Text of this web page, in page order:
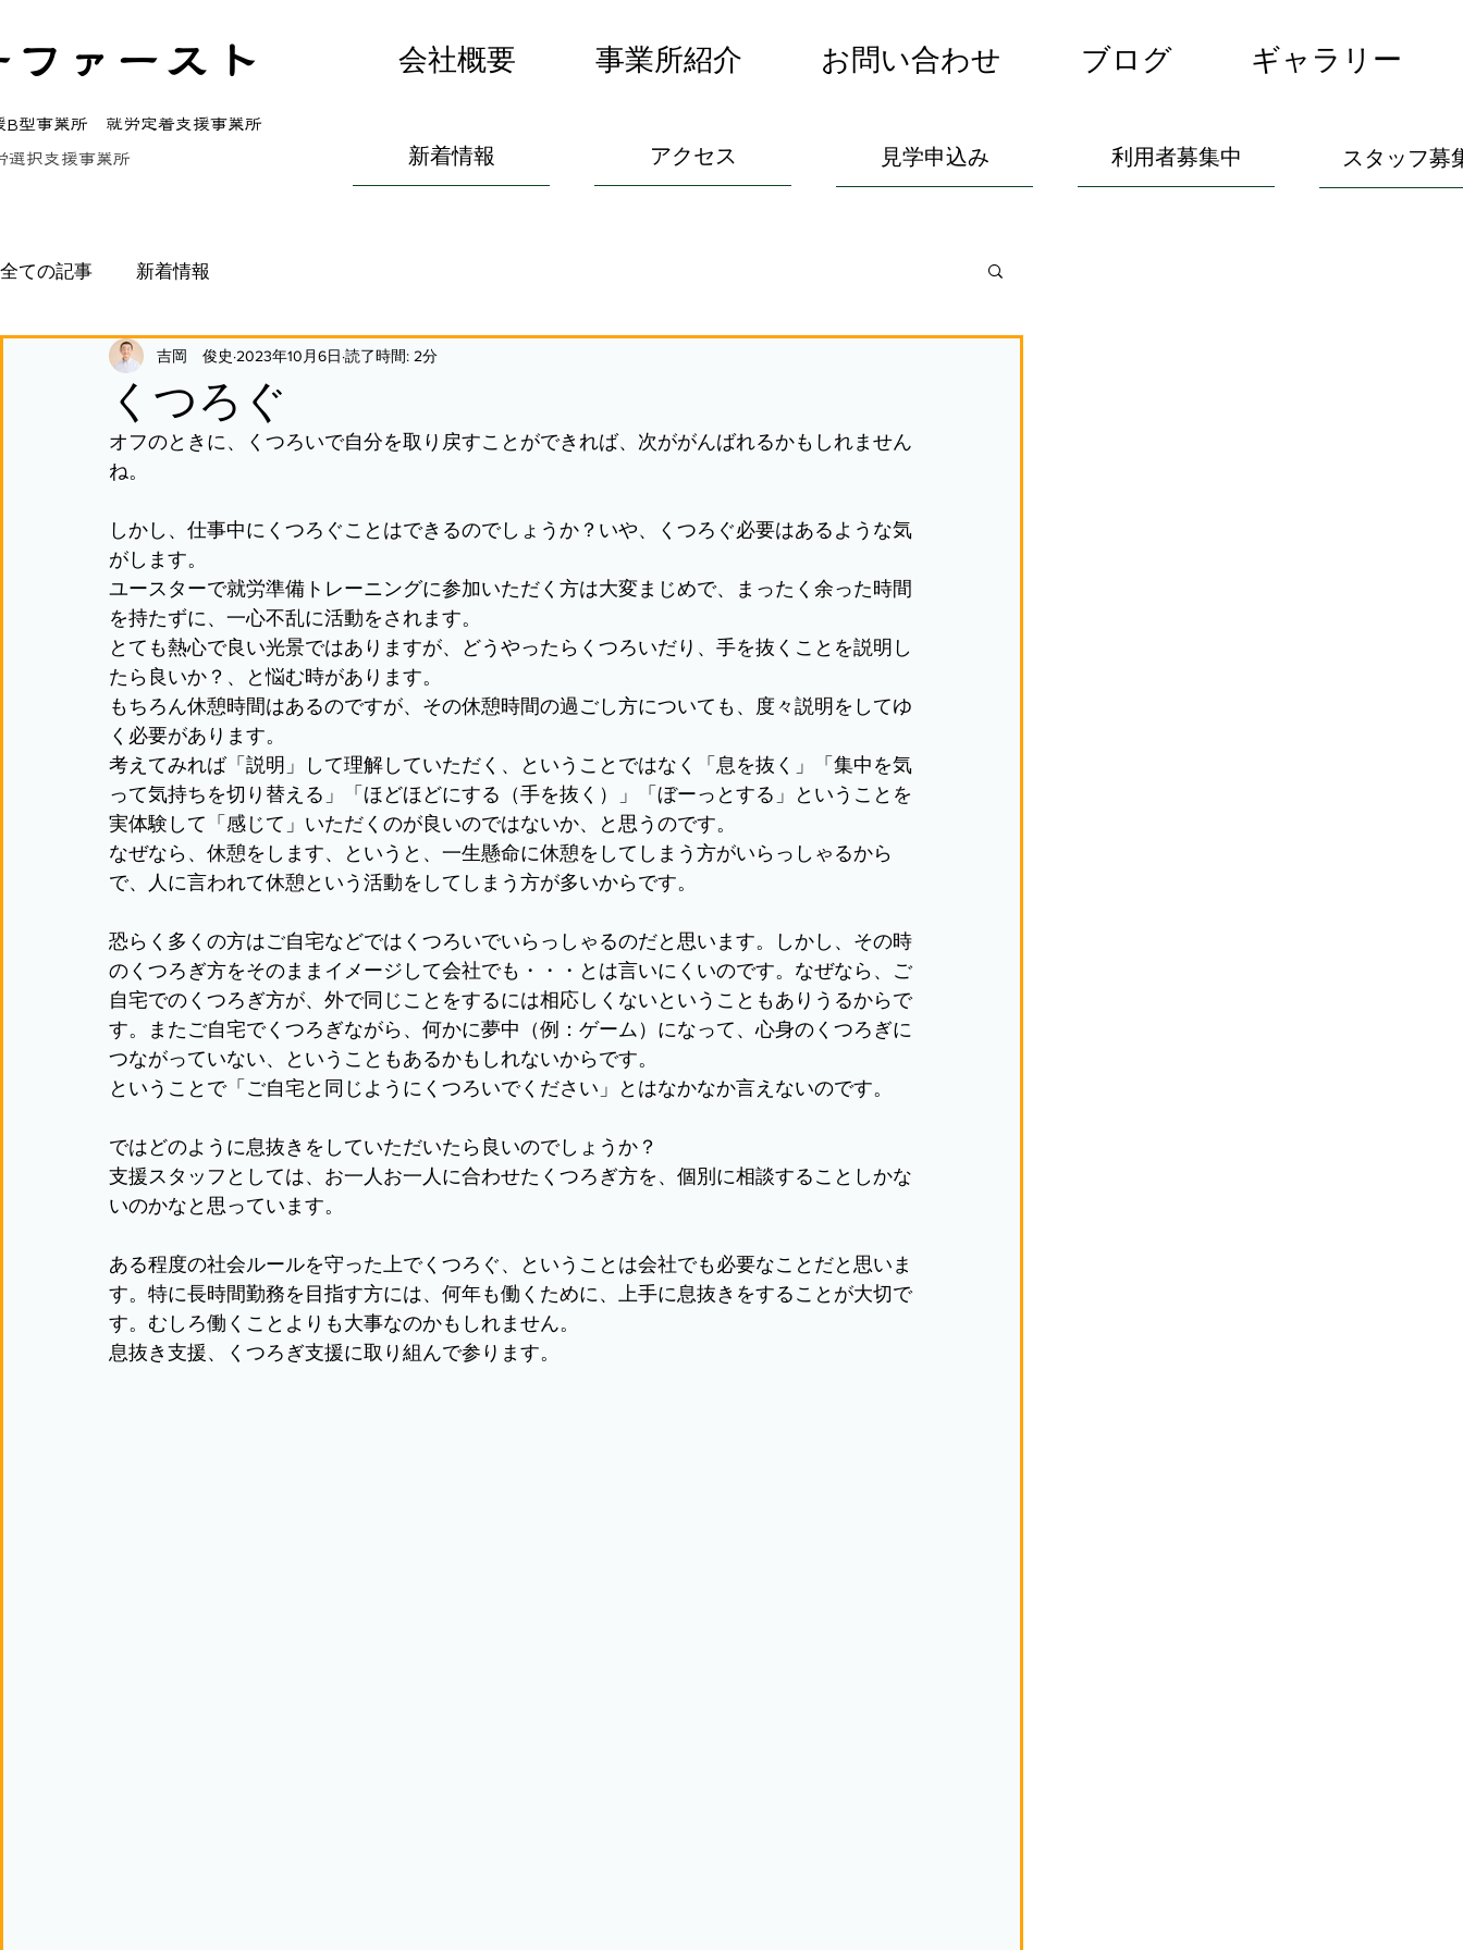
ァースト
型事業所 就労定着支援事業所
択支援事業所
会社概要 事業所紹介 お問い合わせ ブログ ギャラリー
新着情報 アクセス 見学申込み 利用者募集中 スタッフ募
全ての記事 新着情報
くつろぐ
吉岡 俊史 2023年10月6日 読了時間: 2分
オフのときに、くつろいで自分を取り戻すことができれば、次ががんばれるかもしれません
ね。
しかし、仕事中にくつろぐことはできるのでしょうか？いや、くつろぐ必要はあるような気
がします。
ユースターで就労準備トレーニングに参加いただく方は大変まじめで、まったく余った時間
を持たずに、一心不乱に活動をされます。
とても熱心で良い光景ではありますが、どうやったらくつろいだり、手を抜くことを説明し
たら良いか？、と悩む時があります。
もちろん休憩時間はあるのですが、その休憩時間の過ごし方についても、度々説明をしてゆ
く必要があります。
考えてみれば「説明」して理解していただく、ということではなく「息を抜く」「集中を気
って気持ちを切り替える」「ほどほどにする（手を抜く）」「ぼーっとする」ということを
実体験して「感じて」いただくのが良いのではないか、と思うのです。
なぜなら、休憩をします、というと、一生懸命に休憩をしてしまう方がいらっしゃるから
で、人に言われて休憩という活動をしてしまう方が多いからです。
恐らく多くの方はご自宅などではくつろいでいらっしゃるのだと思います。しかし、その時
のくつろぎ方をそのままイメージして会社でも・・・とは言いにくいのです。なぜなら、ご
自宅でのくつろぎ方が、外で同じことをするには相応しくないということもありうるからで
す。またご自宅でくつろぎながら、何かに夢中（例：ゲーム）になって、心身のくつろぎに
つながっていない、ということもあるかもしれないからです。
ということで「ご自宅と同じようにくつろいでください」とはなかなか言えないのです。
ではどのように息抜きをしていただいたら良いのでしょうか？
支援スタッフとしては、お一人お一人に合わせたくつろぎ方を、個別に相談することしかな
いのかなと思っています。
ある程度の社会ルールを守った上でくつろぐ、ということは会社でも必要なことだと思いま
す。特に長時間勤務を目指す方には、何年も働くために、上手に息抜きをすることが大切で
す。むしろ働くことよりも大事なのかもしれません。
息抜き支援、くつろぎ支援に取り組んで参ります。